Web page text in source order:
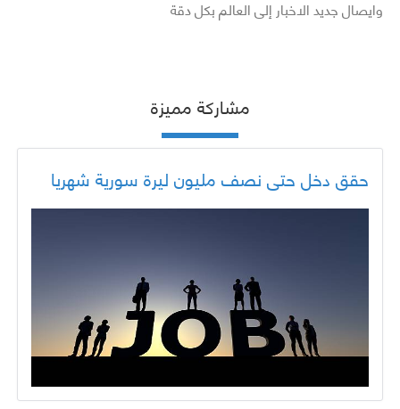
وايصال جديد الاخبار إلى العالم بكل دقة
مشاركة مميزة
حقق دخل حتى نصف مليون ليرة سورية شهريا